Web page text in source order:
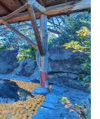
ホームゲーム ス
・14日・20日・
27日・28日
日、3月14日・